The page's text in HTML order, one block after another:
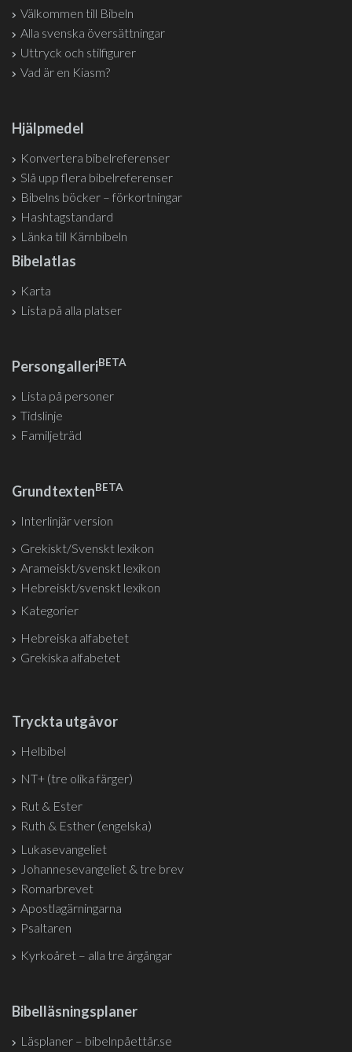
Välkommen till Bibeln
Alla svenska översättningar
Uttryck och stilfigurer
Vad är en Kiasm?
Hjälpmedel
Konvertera bibelreferenser
Slå upp flera bibelreferenser
Bibelns böcker – förkortningar
Hashtagstandard
Länka till Kärnbibeln
Bibelatlas
Karta
Lista på alla platser
PersongalleriBETA
Lista på personer
Tidslinje
Familjeträd
GrundtextenBETA
Interlinjär version
Grekiskt/Svenskt lexikon
Arameiskt/svenskt lexikon
Hebreiskt/svenskt lexikon
Kategorier
Hebreiska alfabetet
Grekiska alfabetet
Tryckta utgåvor
Helbibel
NT+ (tre olika färger)
Rut & Ester
Ruth & Esther (engelska)
Lukasevangeliet
Johannesevangeliet & tre brev
Romarbrevet
Apostlagärningarna
Psaltaren
Kyrkoåret – alla tre årgångar
Bibelläsningsplaner
Läsplaner – bibelnpåettår.se